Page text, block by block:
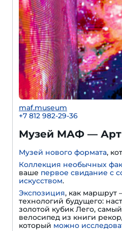
maf.museum
+7 812 982-29-36
Музей МАФ —
Музей нового формата,
Коллекция необычных
ваше первое свидание с
искусством.
Экспозиция, как маршрут
технологий будущего:
золотой кубик Лего,
велосипед из книги
который можно